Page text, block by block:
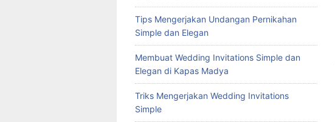
Tips Mengerjakan Undangan Pernikahan
Simple dan Elegan
Membuat Wedding Invitations Simple dan
Elegan di Kapas Madya
Triks Mengerjakan Wedding Invitations
Simple